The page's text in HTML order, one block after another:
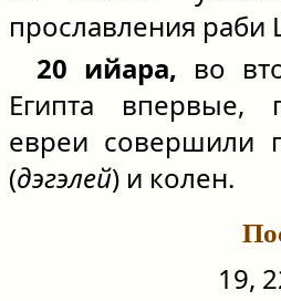
прославления
20 ийара, во
Египта впервые,
евреи совершили
(дэгэлей) и колен.
19,